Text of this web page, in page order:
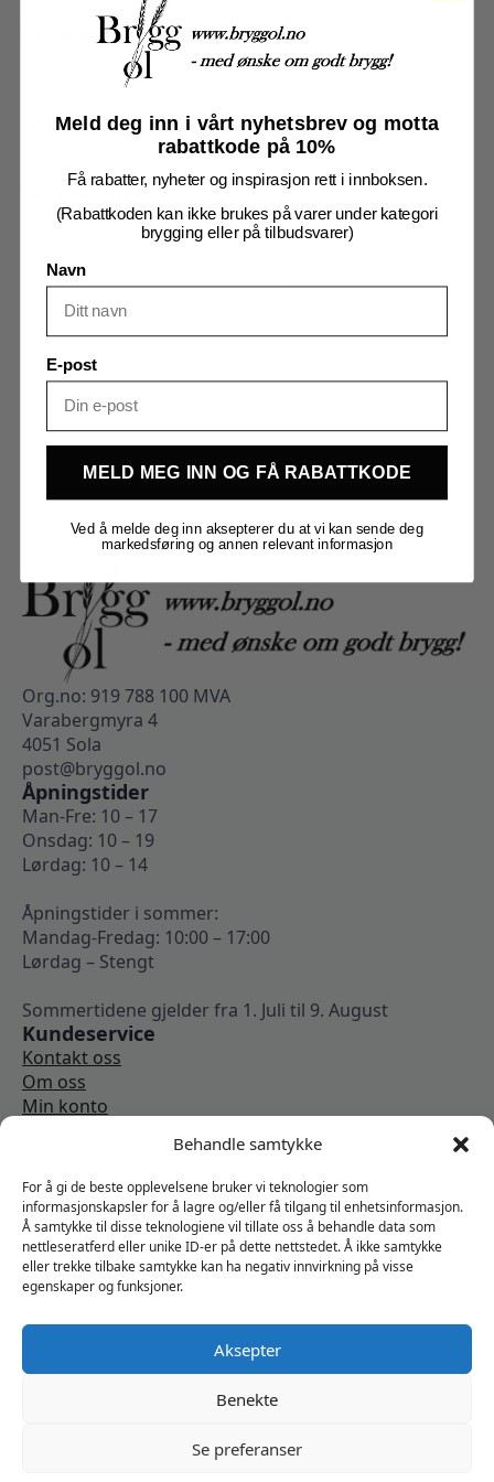
Behandle samtykke
For å gi de beste opplevelsene bruker vi teknologier som
informasjonskapsler for å lagre og/eller få tilgang til enhetsinformasjon.
Å samtykke til disse teknologiene vil tillate oss å behandle data som
nettleseratferd eller unike ID-er på dette nettstedet. Å ikke samtykke
eller trekke tilbake samtykke kan ha negativ innvirkning på visse
egenskaper og funksjoner.
Aksepter
Benekte
Se preferanser
Produktnummer:7712857
Brewtools tilbehør,Brygging,Koblinger
Tilleggsinformasjon Omtaler (0)
Tilleggsinformasjon
0,250 kg
Merker Brewtools
Org.no: 919 788 100 MVA
Varabergmyra 4
4051 Sola
post@bryggol.no
Åpningstider
Man-Fre: 10 – 17
Onsdag: 10 – 19
Lørdag: 10 – 14
Åpningstider i sommer:
Mandag-Fredag: 10:00 – 17:00
Lørdag – Stengt
Sommertidene gjelder fra 1. Juli til 9. August
Kundeservice
Kontakt oss
Om oss
Min konto
Vi er sosiale
Meld deg inn i vårt nyhetsbrev og motta
rabattkode på 10%
Få rabatter, nyheter og inspirasjon rett i innboksen.
(Rabattkoden kan ikke brukes på varer under kategori
brygging eller på tilbudsvarer)
Navn
E-post
MELD MEG INN OG FÅ RABATTKODE
Ved å melde deg inn aksepterer du at vi kan sende deg
markedsføring og annen relevant informasjon